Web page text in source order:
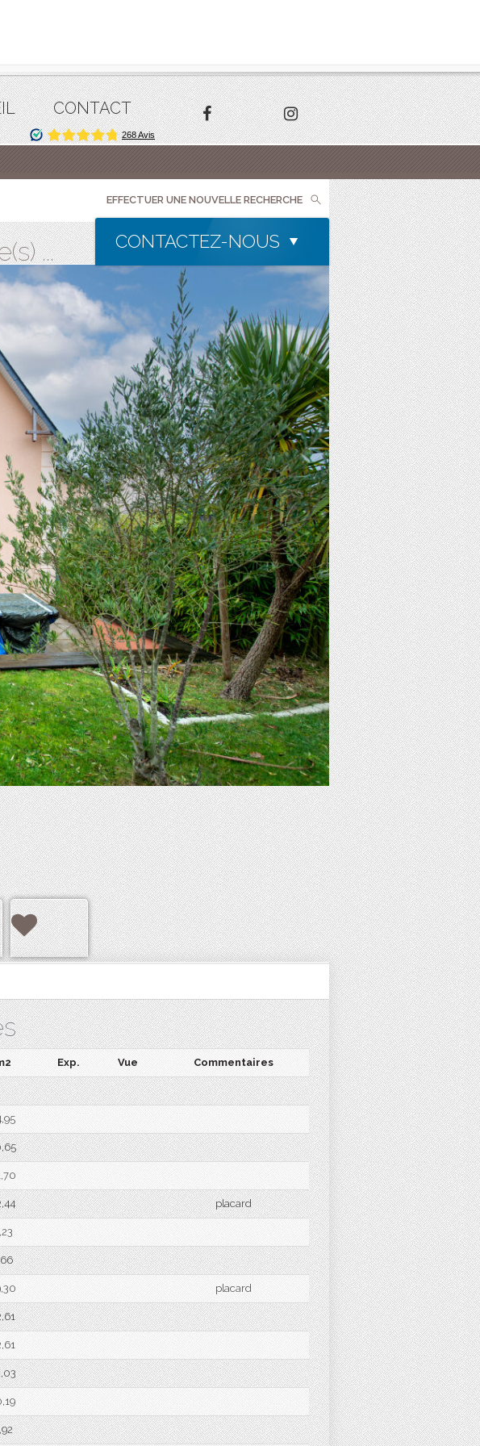
CONTACT
EFFECTUER UNE NOUVELLE RECHERCHE
... CONTACTEZ-NOUS
Exp. Vue Commentaires
placard
placard